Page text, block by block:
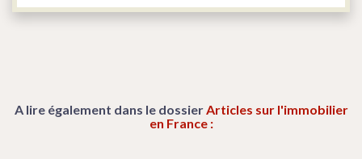
A lire également dans le dossierArticles sur l'immobilier
en France :